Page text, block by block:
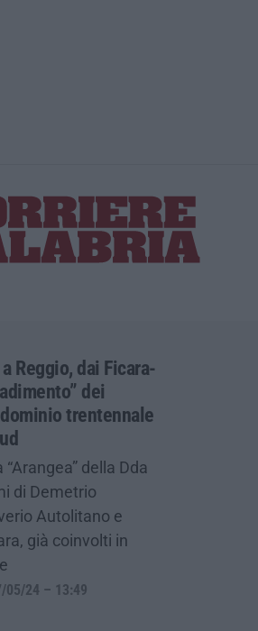
Reggio, dai Ficara-
dei
trentennale
“Arangea” della Dda
di Demetrio
Autolitano e
già coinvolti in
05/24 – 13:49